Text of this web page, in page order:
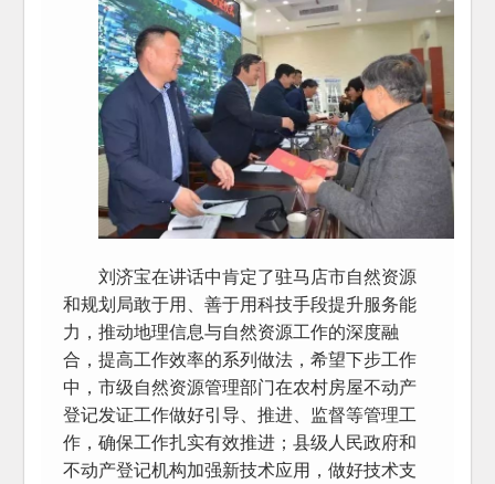
刘济宝在讲话中肯定了驻马店市自然资源
和规划局敢于用、善于用科技手段提升服务能
力，推动地理信息与自然资源工作的深度融
合，提高工作效率的系列做法，希望下步工作
中，市级自然资源管理部门在农村房屋不动产
登记发证工作做好引导、推进、监督等管理工
作，确保工作扎实有效推进；县级人民政府和
不动产登记机构加强新技术应用，做好技术支